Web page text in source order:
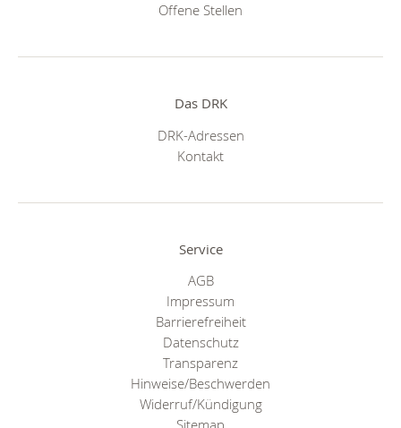
Offene Stellen
Das DRK
DRK-Adressen
Kontakt
Service
AGB
Impressum
Barrierefreiheit
Datenschutz
Transparenz
Hinweise/Beschwerden
Widerruf/Kündigung